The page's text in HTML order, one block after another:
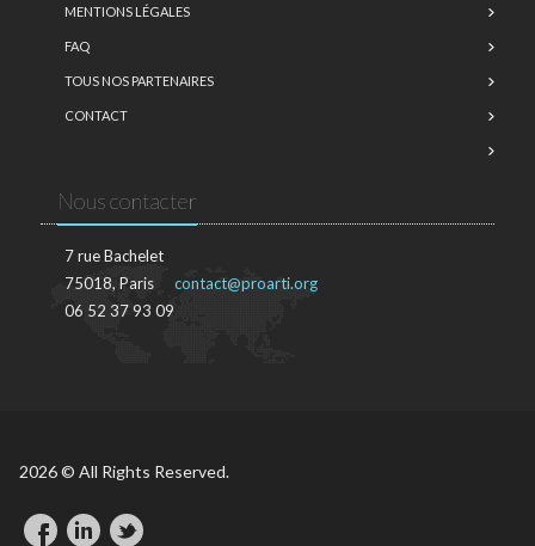
MENTIONS LÉGALES
FAQ
TOUS NOS PARTENAIRES
CONTACT
Nous contacter
7 rue Bachelet
75018, Paris
06 52 37 93 09
contact@proarti.org
2026 © All Rights Reserved.